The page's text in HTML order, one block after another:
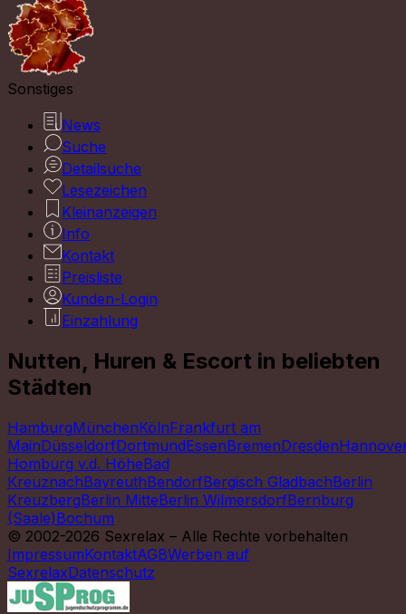
Sonstiges
News
Suche
Detailsuche
Lesezeichen
Kleinanzeigen
Info
Kontakt
Preisliste
Kunden-Login
Einzahlung
Nutten, Huren & Escort in beliebten
Städten
HamburgMünchenKölnFrankfurt am
MainDüsseldorfDortmundEssenBremenDresden
Homburg v.d. HöheBad
KreuznachBayreuthBendorfBergisch GladbachBerlin
KreuzbergBerlin MitteBerlin WilmersdorfBernburg
(Saale)Bochum
© 2002-2026 Sexrelax – Alle Rechte vorbehalten
ImpressumKontaktAGBWerben auf
SexrelaxDatenschutz